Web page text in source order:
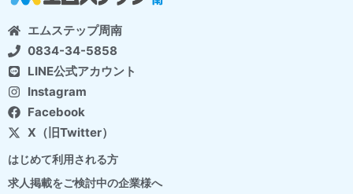
エムステップ周南
0834-34-5858
LINE公式アカウント
Instagram
Facebook
X（旧Twitter）
はじめて利用される方
求人掲載をご検討中の企業様へ